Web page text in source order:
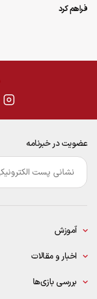
فراهم کرد
عضویت در خبرنامه
ایمیل
آموزش
اخبار و مقالات
بررسی بازی‌ها